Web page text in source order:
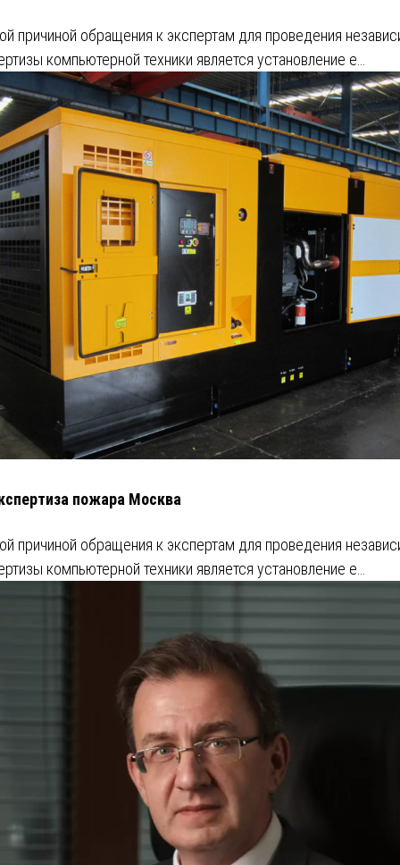
причиной обращения к экспертам для проведения
компьютерной техники является установление е…
пожара Москва
причиной обращения к экспертам для проведения
компьютерной техники является установление е…